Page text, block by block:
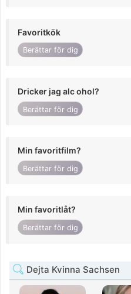
Favoritkök
Berättar för dig
Dricker jag alc ohol?
Berättar för dig
Min favoritfilm?
Berättar för dig
Min favoritlåt?
Berättar för dig
Dejta Kvinna Sachsen